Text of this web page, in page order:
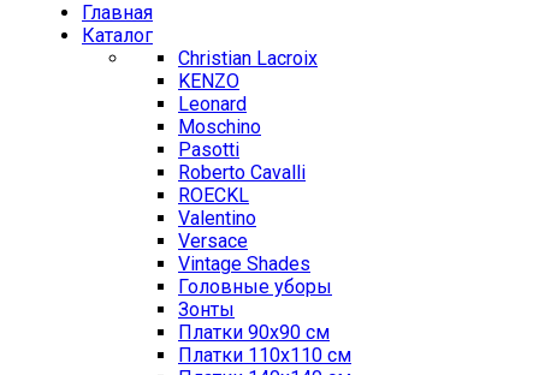
Главная
Каталог
Christian Lacroix
KENZO
Leonard
Moschino
Pasotti
Roberto Cavalli
ROECKL
Valentino
Versace
Vintage Shades
Головные уборы
Зонты
Платки 90х90 см
Платки 110х110 см